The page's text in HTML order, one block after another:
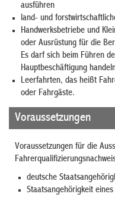
ausführen
land- und
Handwerksbetriebe und
oder Ausrüstung für die
Es darf sich beim Führen
Hauptbeschäftigung
Leerfahrten, das heißt
oder Fahrgäste.
Voraussetzungen
Voraussetzungen für die
deutsche
Staatsangehörigkeit